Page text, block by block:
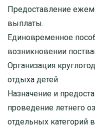
Предоставление
выплаты.
Единовременное
возникновении
Организация
отдыха детей
Назначение и
проведение летнего
отдельных категорий